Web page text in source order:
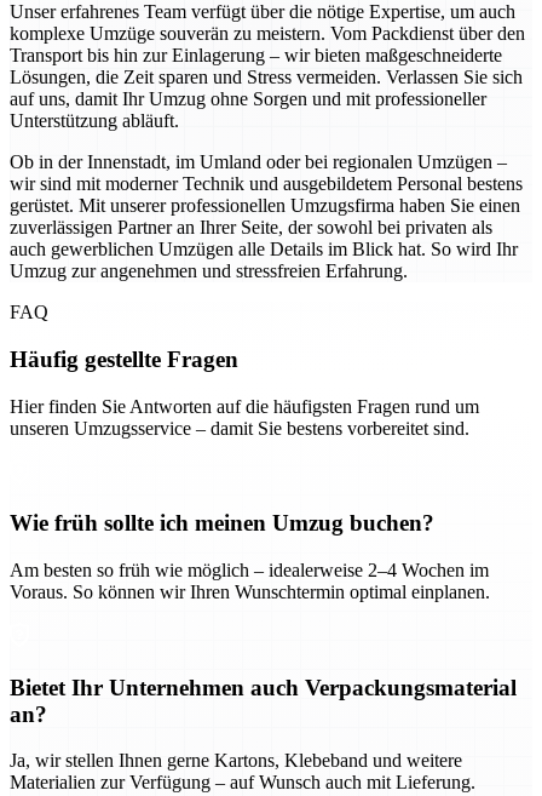
Unser erfahrenes Team verfügt über die nötige Expertise, um auch
komplexe Umzüge souverän zu meistern. Vom Packdienst über den
Transport bis hin zur Einlagerung – wir bieten maßgeschneiderte
Lösungen, die Zeit sparen und Stress vermeiden. Verlassen Sie sich
auf uns, damit Ihr Umzug ohne Sorgen und mit professioneller
Unterstützung abläuft.
Ob in der Innenstadt, im Umland oder bei regionalen Umzügen –
wir sind mit moderner Technik und ausgebildetem Personal bestens
gerüstet. Mit unserer professionellen Umzugsfirma haben Sie einen
zuverlässigen Partner an Ihrer Seite, der sowohl bei privaten als
auch gewerblichen Umzügen alle Details im Blick hat. So wird Ihr
Umzug zur angenehmen und stressfreien Erfahrung.
FAQ
Häufig gestellte Fragen
Hier finden Sie Antworten auf die häufigsten Fragen rund um
unseren Umzugsservice – damit Sie bestens vorbereitet sind.
Wie früh sollte ich meinen Umzug buchen?
Am besten so früh wie möglich – idealerweise 2–4 Wochen im
Voraus. So können wir Ihren Wunschtermin optimal einplanen.
Bietet Ihr Unternehmen auch Verpackungsmaterial
an?
Ja, wir stellen Ihnen gerne Kartons, Klebeband und weitere
Materialien zur Verfügung – auf Wunsch auch mit Lieferung.